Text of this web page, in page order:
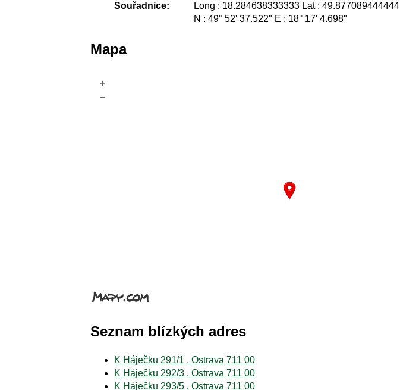
Souřadnice:
Long : 18.284638333333 Lat : 49.877089444444
N : 49° 52' 37.522" E : 18° 17' 4.698"
Mapa
+
–
Seznam blízkých adres
K Háječku 291/1 , Ostrava 711 00
K Háječku 292/3 , Ostrava 711 00
K Háječku 293/5 , Ostrava 711 00